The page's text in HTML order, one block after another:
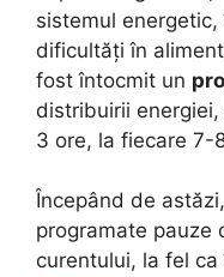
sistemul
dificultăți în
fost întocmit un
distribuirii
3 ore, la fiecare 7-
Începând de
programate pauze
curentului, la fel ca